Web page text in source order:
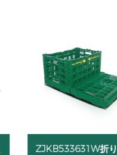
ZJKB533631W折りたた